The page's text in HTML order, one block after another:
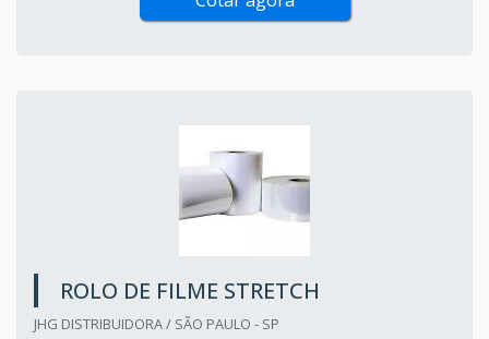
ROLO DE FILME STRETCH
JHG DISTRIBUIDORA / SÃO PAULO - SP